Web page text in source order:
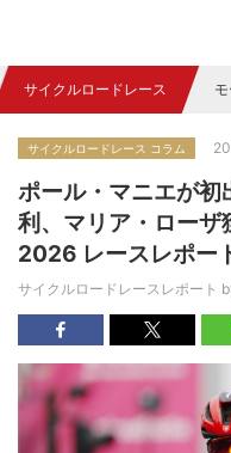
サイクルロードレース
サイクルロードレース コラム
ポール・マニエが初
利、マリア・ローザ
2026 レースレポー
サイクルロードレースレポート